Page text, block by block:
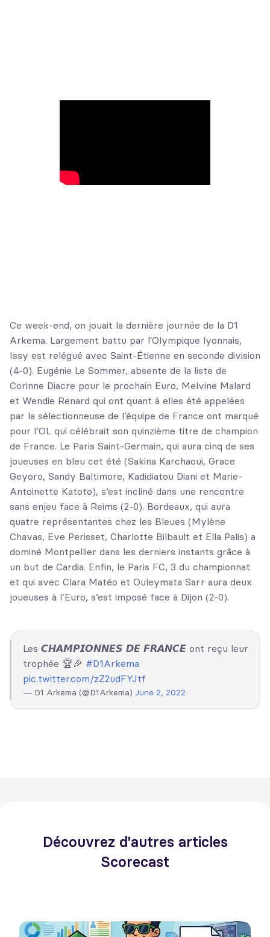
Ce week-end, on jouait la dernière journée de la D1
Arkema. Largement battu par l'Olympique lyonnais,
Issy est relégué avec Saint-Étienne en seconde division
(4-0). Eugénie Le Sommer, absente de la liste de
Corinne Diacre pour le prochain Euro, Melvine Malard
et Wendie Renard qui ont quant à elles été appelées
par la sélectionneuse de l’équipe de France ont marqué
pour l’OL qui célébrait son quinzième titre de champion
de France. Le Paris Saint-Germain, qui aura cinq de ses
joueuses en bleu cet été (Sakina Karchaoui, Grace
Geyoro, Sandy Baltimore, Kadidiatou Diani et Marie-
Antoinette Katoto), s’est incliné dans une rencontre
sans enjeu face à Reims (2-0). Bordeaux, qui aura
quatre représentantes chez les Bleues (Mylène
Chavas, Eve Perisset, Charlotte Bilbault et Ella Palis) a
dominé Montpellier dans les derniers instants grâce à
un but de Cardia. Enfin, le Paris FC, 3 du championnat
et qui avec Clara Matéo et Ouleymata Sarr aura deux
joueuses à l’Euro, s’est imposé face à Dijon (2-0).
Les 𝘾𝙃𝘼𝙈𝙋𝙄𝙊𝙉𝙉𝙀𝙎 𝘿𝙀 𝙁𝙍𝘼𝙉𝘾𝙀 ont reçu leur
trophée 🏆🎉 #D1Arkema
pic.twitter.com/zZ2udFYJtf
— D1 Arkema (@D1Arkema) June 2, 2022
Découvrez d'autres articles
Scorecast